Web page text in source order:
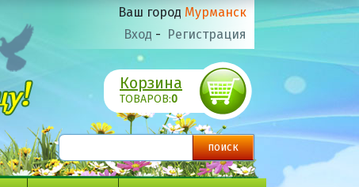
Ваш город Мурманск
Вход - Регистрация
Корзина
ТОВАРОВ:0